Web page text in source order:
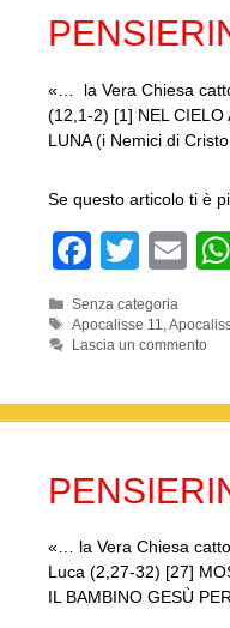
o
«… la Vera Chiesa
(12,1-2) [1] NEL CIELO
LUNA (i Nemici di
Se questo articolo ti è
F
c
b
o
T
wi
tt
E
ail
Categorie
Senza categoria
Tag
Apocalisse 11 ,
Lascia un commento
«… la Vera Chiesa
Luca (2,27-32) [27]
IL BAMBINO GESÙ